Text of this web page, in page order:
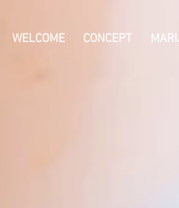
WELCOME CONCEPT